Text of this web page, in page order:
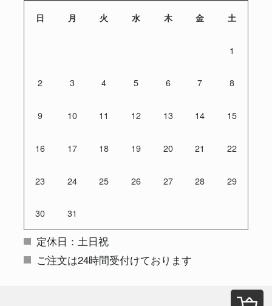
日 月 火 水 木 金 土
1
2 3 4 5 6 7 8
9 10 11 12 13 14 15
16 17 18 19 20 21 22
23 24 25 26 27 28 29
30 31
定休日：土日祝
ご注文は24時間受付けております